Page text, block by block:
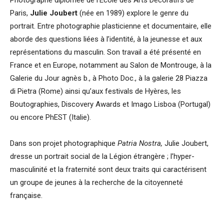
Paris, Julie Joubert (née en 1989) explore le genre du
portrait. Entre photographie plasticienne et documentaire, elle
aborde des questions liées à l’identité, à la jeunesse et aux
représentations du masculin. Son travail a été présenté en
France et en Europe, notamment au Salon de Montrouge, à la
Galerie du Jour agnès b., à Photo Doc., à la galerie 28 Piazza
di Pietra (Rome) ainsi qu’aux festivals de Hyères, les
Boutographies, Discovery Awards et Imago Lisboa (Portugal)
ou encore PhEST (Italie).
Dans son projet photographique Patria Nostra, Julie Joubert,
dresse un portrait social de la Légion étrangère ; l’hyper-
masculinité et la fraternité sont deux traits qui caractérisent
un groupe de jeunes à la recherche de la citoyenneté
française.